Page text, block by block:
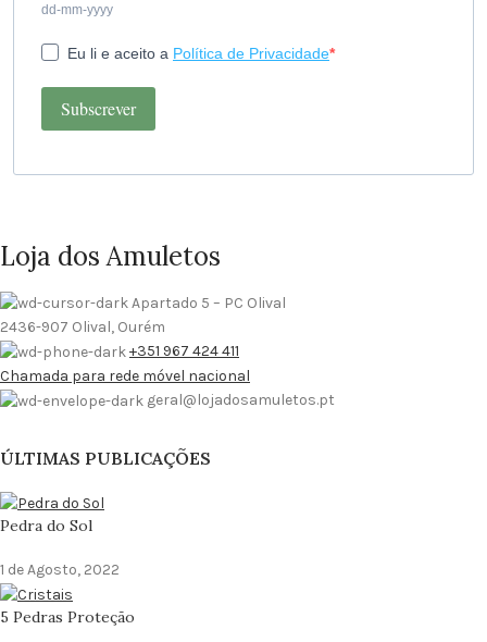
dd-mm-yyyy
Eu li e aceito a Política de Privacidade
Subscrever
Loja dos Amuletos
Apartado 5 – PC Olival
2436-907 Olival, Ourém
+351 967 424 411
Chamada para rede móvel nacional
geral@lojadosamuletos.pt
ÚLTIMAS PUBLICAÇÕES
Pedra do Sol
1 de Agosto, 2022
5 Pedras Proteção